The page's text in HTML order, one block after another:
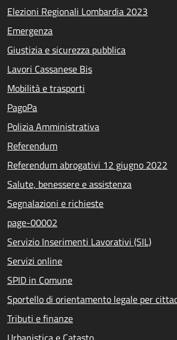
Elezioni Regionali Lombardia 2023
Emergenza
Giustizia e sicurezza pubblica
Lavori Cassanese Bis
Mobilità e trasporti
PagoPa
Polizia Amministrativa
Referendum
Referendum abrogativi 12 giugno 2022
Salute, benessere e assistenza
Segnalazioni e richieste
page-00002
Servizio Inserimenti Lavorativi (SIL)
Servizi online
SPID in Comune
Sportello di orientamento legale per
Tributi e finanze